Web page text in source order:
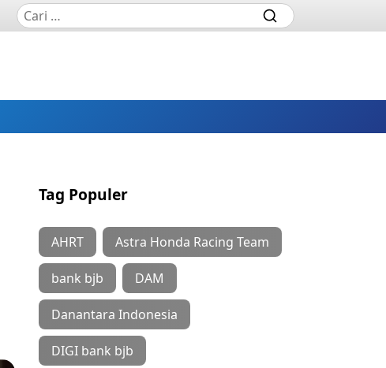
Tag Populer
AHRT Astra Honda Racing Team
bank bjb DAM
Danantara Indonesia
DIGI bank bjb